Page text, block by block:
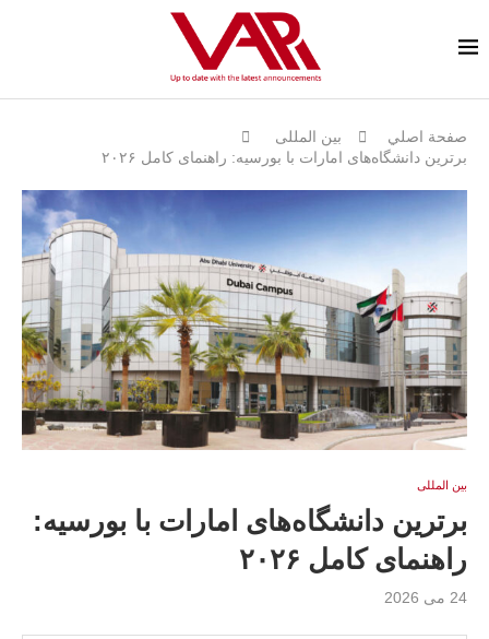
صفحة اصلي
بين المللى
برترین دانشگاه‌های امارات با بورسیه: راهنمای کامل ۲۰۲۶
بين المللى
برترین دانشگاه‌های امارات با بورسیه:
راهنمای کامل ۲۰۲۶
24 می 2026